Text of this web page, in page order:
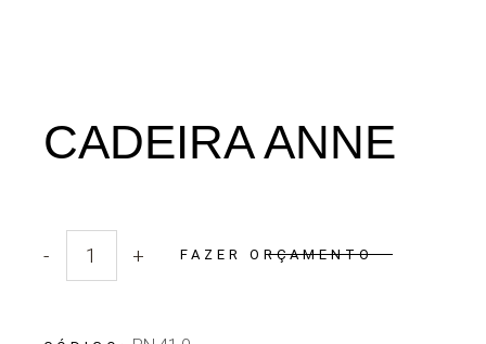
CADEIRA ANNE
Quantidade Cadeira Anne
- + FAZER ORÇAMENTO